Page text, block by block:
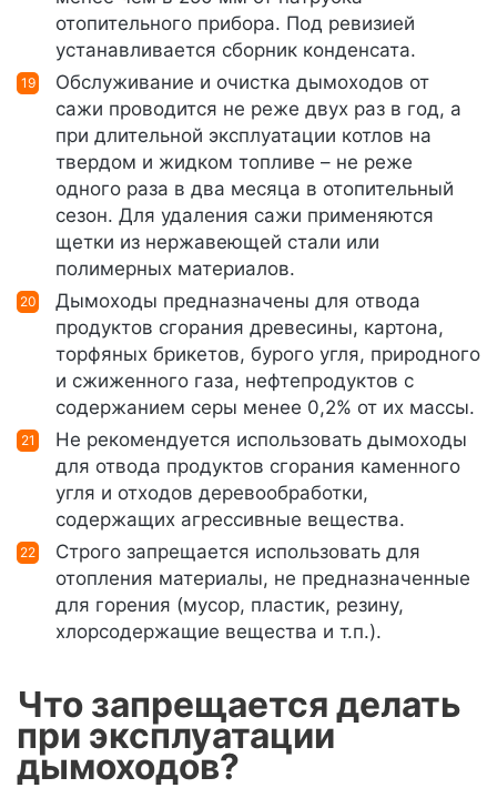
отопительного прибора. Под ревизией
устанавливается сборник конденсата.
Обслуживание и очистка дымоходов от
сажи проводится не реже двух раз в год, а
при длительной эксплуатации котлов на
твердом и жидком топливе – не реже
одного раза в два месяца в отопительный
сезон. Для удаления сажи применяются
щетки из нержавеющей стали или
полимерных материалов.
Дымоходы предназначены для отвода
продуктов сгорания древесины, картона,
торфяных брикетов, бурого угля, природного
и сжиженного газа, нефтепродуктов с
содержанием серы менее 0,2% от их массы.
Не рекомендуется использовать дымоходы
для отвода продуктов сгорания каменного
угля и отходов деревообработки,
содержащих агрессивные вещества.
Строго запрещается использовать для
отопления материалы, не предназначенные
для горения (мусор, пластик, резину,
хлорсодержащие вещества и т.п.).
Что запрещается делать
при эксплуатации
дымоходов?